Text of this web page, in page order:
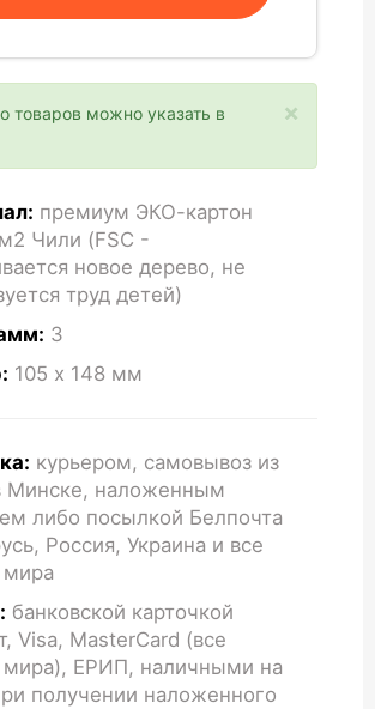
×
товаров можно указать в
премиум ЭКО-картон
Чили (FSC -
новое дерево, не
труд детей)
3
105 x 148 мм
курьером, самовывоз из
Минске, наложенным
либо посылкой Белпочта
Россия, Украина и все
мира
банковской карточкой
Visa, MasterCard (все
мира), ЕРИП, наличными на
получении наложенного